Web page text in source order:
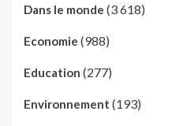
Dans le monde (3 618)
Economie (988)
Education (277)
Environnement (193)